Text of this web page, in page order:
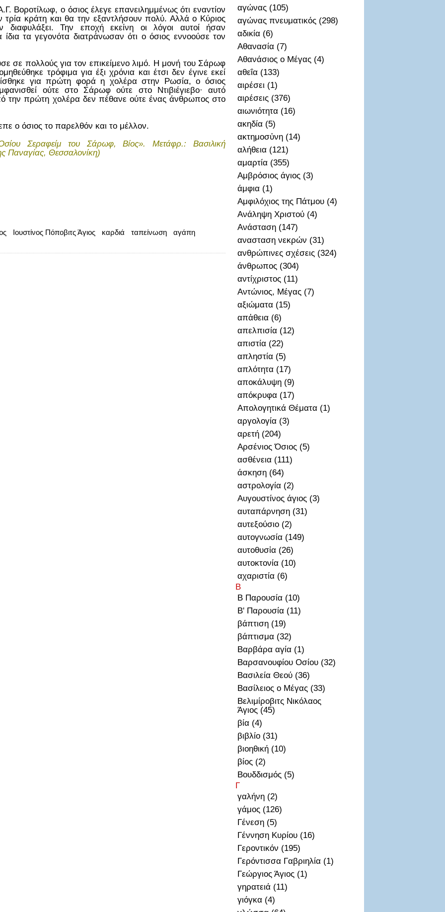
Βοροτίλωφ, ο όσιος έλεγε επανειλημμένως ότι εναντίον
κράτη και θα την εξαντλήσουν πολύ. Αλλά ο Κύριος
διαφυλάξει. Την εποχή εκείνη οι λόγοι αυτοί ήσαν
τα γεγονότα διατράνωσαν ότι ο όσιος εννοούσε τον
σε πολλούς για τον επικείμενο λιμό. Η μονή του Σάρωφ
τρόφιμα για έξι χρόνια και έτσι δεν έγινε εκεί
για πρώτη φορά η χολέρα στην Ρωσία, ο όσιος
ούτε στο Σάρωφ ούτε στο Ντιβιέγιεβο· αυτό
την πρώτη χολέρα δεν πέθανε ούτε ένας άνθρωπος στο
ο όσιος το παρελθόν και το μέλλον.
Σεραφείμ του Σάρωφ, Βίος». Μετάφρ.: Βασιλική
Παναγίας, Θεσσαλονίκη)
Ιουστίνος Πόποβιτς Άγιος καρδιά ταπείνωση
αγάπη
αγώνας (105)
αγώνας πνευματικός (298)
αδικία (6)
Αθανασία (7)
Αθανάσιος ο Μέγας (4)
αθεΐα (133)
αιρέσει (1)
αιρέσεις (376)
αιωνιότητα (16)
ακηδία (5)
ακτημοσὐνη (14)
αλήθεια (121)
αμαρτία (355)
Αμβρόσιος άγιος (3)
άμφια (1)
Αμφιλόχιος της Πάτμου (4)
Ανάληψη Χριστού (4)
Ανάσταση (147)
ανασταση νεκρών (31)
ανθρώπινες σχέσεις (324)
άνθρωπος (304)
αντίχριστος (11)
Αντώνιος, Μέγας (7)
αξιώματα (15)
απἀθεια (6)
απελπισία (12)
απιστία (22)
απληστία (5)
απλότητα (17)
αποκάλυψη (9)
απόκρυφα (17)
Απολογητικά Θέματα (1)
αργολογία (3)
αρετή (204)
Αρσένιος Όσιος (5)
ασθένεια (111)
άσκηση (64)
αστρολογία (2)
Αυγουστίνος άγιος (3)
αυταπάρνηση (31)
αυτεξούσιο (2)
αυτογνωσία (149)
αυτοθυσἰα (26)
αυτοκτονία (10)
αχαριστία (6)
Β
Β Παρουσία (10)
Β' Παρουσία (11)
βάπτιση (19)
βάπτισμα (32)
Βαρβάρα αγία (1)
Βαρσανουφίου Οσίου (32)
Βασιλεία Θεού (36)
Βασίλειος ο Μέγας (33)
Βελιμίροβιτς Νικόλαος
Άγιος (45)
βία (4)
βιβλίο (31)
βιοηθική (10)
βίος (2)
Βουδδισμός (5)
Γ
γαλήνη (2)
γάμος (126)
Γένεση (5)
Γέννηση Κυρίου (16)
Γεροντικόν (195)
Γερόντισσα Γαβριηλία (1)
Γεώργιος Άγιος (1)
γηρατειά (11)
γιόγκα (4)